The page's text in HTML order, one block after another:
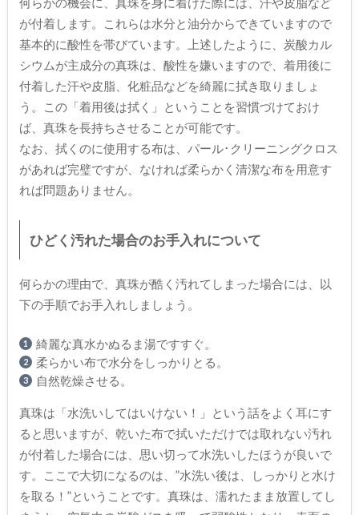
が付着します。これらは水分と油分からできていますので
基本的に酸性を帯びています。上述したように、炭酸カル
シウムが主成分の真珠は、酸性を嫌いますので、着用後に
付着した汗や皮脂、化粧品などを綺麗に拭き取りましょ
う。この「着用後は拭く」ということを習慣づけておけ
ば、真珠を長持ちさせることが可能です。
なお、拭くのに使用する布は、パール･クリーニングクロス
があれば完璧ですが、なければ柔らかく清潔な布を用意す
れば問題ありません。
ひどく汚れた場合のお手入れについて
何らかの理由で、真珠が酷く汚れてしまった場合には、以
下の手順でお手入れしましょう。
綺麗な真水かぬるま湯ですすぐ。
柔らかい布で水分をしっかりとる。
自然乾燥させる。
真珠は「水洗いしてはいけない！」という話をよく耳にす
ると思いますが、乾いた布で拭いただけでは取れない汚れ
が付着した場合には、思い切って水洗いしたほうが良いで
す。ここで大切になるのは、”水洗い後は、しっかりと水け
を取る！”ということです。真珠は、濡れたまま放置してし